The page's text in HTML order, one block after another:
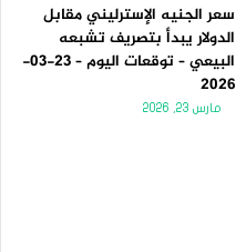
سعر الجنيه الإسترليني مقابل
الدولار يبدأ بتصريف تشبعه
البيعي – توقعات اليوم – 23-03-
2026
مارس 23, 2026